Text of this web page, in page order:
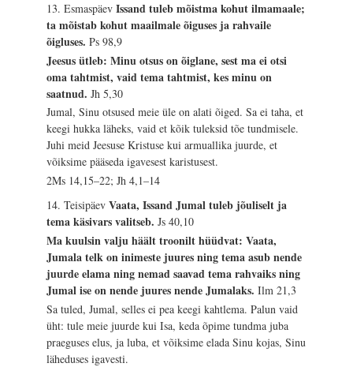
13. EsmaspäevIssand tuleb mõistma kohut ilmamaale;
ta mõistab kohut maailmale õiguses ja rahvaile
õigluses.Ps 98,9
Jeesus ütleb: Minu otsus on õiglane, sest ma ei otsi
oma tahtmist, vaid tema tahtmist, kes minu on
saatnud.Jh 5,30
Jumal, Sinu otsused meie üle on alati õiged. Sa ei taha, et
keegi hukka läheks, vaid et kõik tuleksid tõe tundmisele.
Juhi meid Jeesuse Kristuse kui armuallika juurde, et
võiksime pääseda igavesest karistusest.
2Ms 14,15–22; Jh 4,1–14
14. TeisipäevVaata, Issand Jumal tuleb jõuliselt ja
tema käsivars valitseb.Js 40,10
Ma kuulsin valju häält troonilt hüüdvat: Vaata,
Jumala telk on inimeste juures ning tema asub nende
juurde elama ning nemad saavad tema rahvaiks ning
Jumal ise on nende juures nende Jumalaks.Ilm 21,3
Sa tuled, Jumal, selles ei pea keegi kahtlema. Palun vaid
üht: tule meie juurde kui Isa, keda õpime tundma juba
praeguses elus, ja luba, et võiksime elada Sinu kojas, Sinu
läheduses igavesti.